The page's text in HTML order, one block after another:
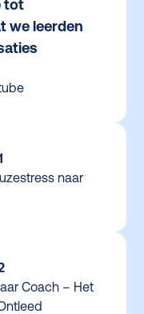
tot
we leerden
naar
Coach – Het